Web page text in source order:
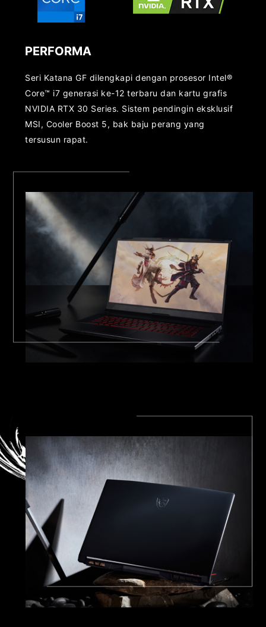
PERFORMA
Seri Katana GF dilengkapi dengan prosesor Intel®
Core™ i7 generasi ke-12 terbaru dan kartu grafis
NVIDIA RTX 30 Series. Sistem pendingin eksklusif
MSI, Cooler Boost 5, bak baju perang yang
tersusun rapat.